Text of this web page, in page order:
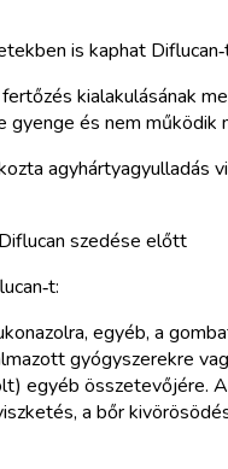
is kaphat
kialakulásának
gyenge és nem működik
agyhártyagyulladás
szedése előtt
egyéb, a
gyógyszerekre
egyéb összetevőjére.
a bőr